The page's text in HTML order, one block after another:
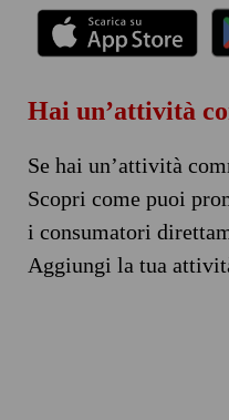
Hai un’attività
Se hai un’attività
Scopri come puoi
i consumatori
Aggiungi la tua